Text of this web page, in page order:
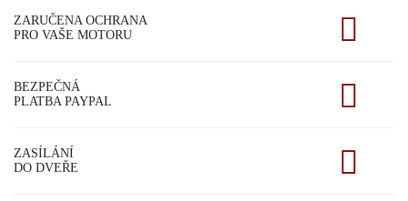
ZARUČENA OCHRANA
PRO VAŠE MOTORU
BEZPEČNÁ
PLATBA PAYPAL
ZASÍLÁNÍ
DO DVEŘE